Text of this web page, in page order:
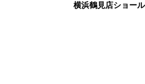
横浜鶴見店ショー